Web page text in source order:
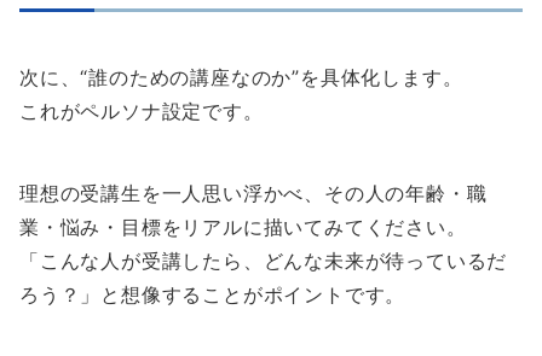
次に、“誰のための講座なのか”を具体化します。
これがペルソナ設定です。
理想の受講生を一人思い浮かべ、その人の年齢・職
業・悩み・目標をリアルに描いてみてください。
「こんな人が受講したら、どんな未来が待っているだ
ろう？」と想像することがポイントです。